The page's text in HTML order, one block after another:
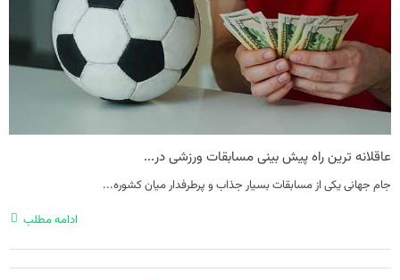
عاقلانه ترین راه پیش بینی مسابقات ورزشی در...
جام جهانی یکی از مسابقات بسیار جذاب و پرطرفدار میان کشوره...
ادامه مطلب